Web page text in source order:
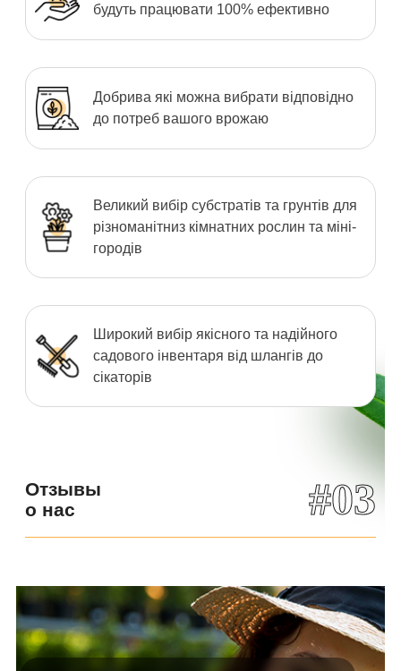
будуть працювати 100% ефективно
Добрива які можна вибрати відповідно
до потреб вашого врожаю
Великий вибір субстратів та грунтів для
різноманітниз кімнатних рослин та міні-
городів
Широкий вибір якісного та надійного
садового інвентаря від шлангів до
сікаторів
Отзывы
о нас
#03